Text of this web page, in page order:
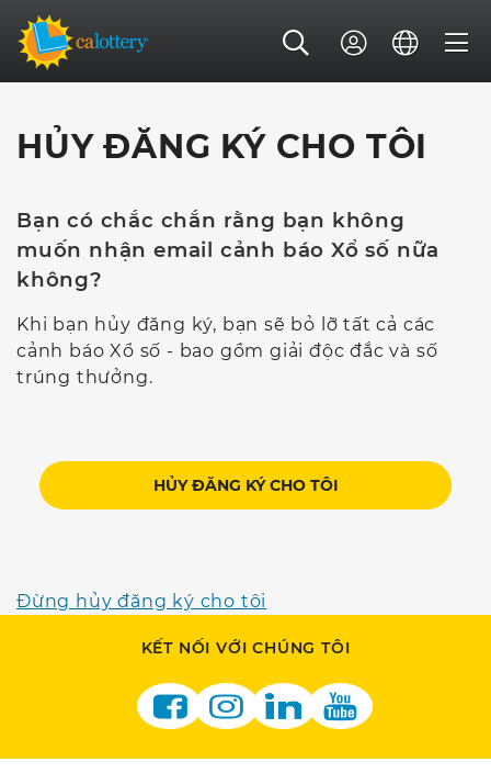
HỦY ĐĂNG KÝ CHO TÔI
Bạn có chắc chắn rằng bạn không
muốn nhận email cảnh báo Xổ số nữa
không?
Khi bạn hủy đăng ký, bạn sẽ bỏ lỡ tất cả các
cảnh báo Xổ số - bao gồm giải độc đắc và số
trúng thưởng.
HỦY ĐĂNG KÝ CHO TÔI
Đừng hủy đăng ký cho tôi
KẾT NỐI VỚI CHÚNG TÔI